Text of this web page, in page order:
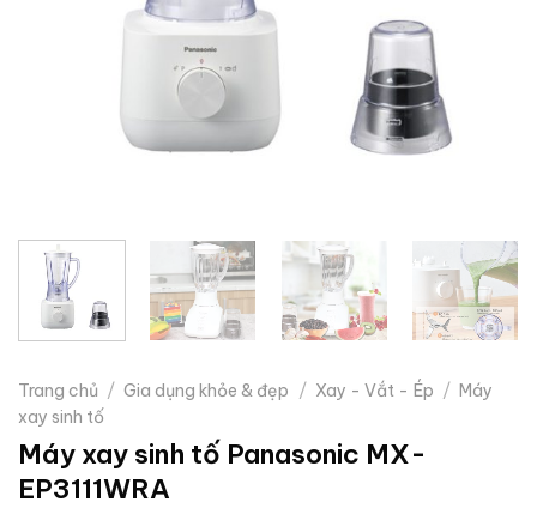
Trang chủ / Gia dụng khỏe & đẹp / Xay - Vắt - Ép / Máy
xay sinh tố
Máy xay sinh tố Panasonic MX-
EP3111WRA